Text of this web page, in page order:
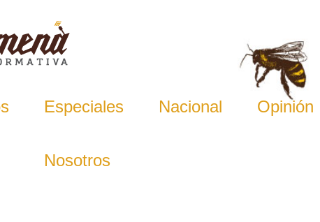
Especiales Nacional Opinión
Nosotros